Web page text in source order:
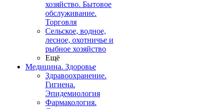
хозяйство. Бытовое
обслуживание.
Торговля
Сельское, водное,
лесное, охотничье и
рыбное хозяйство
Ещё
Медицина. Здоровье
Здравоохранение.
Гигиена.
Эпидемиология
Фармакология.